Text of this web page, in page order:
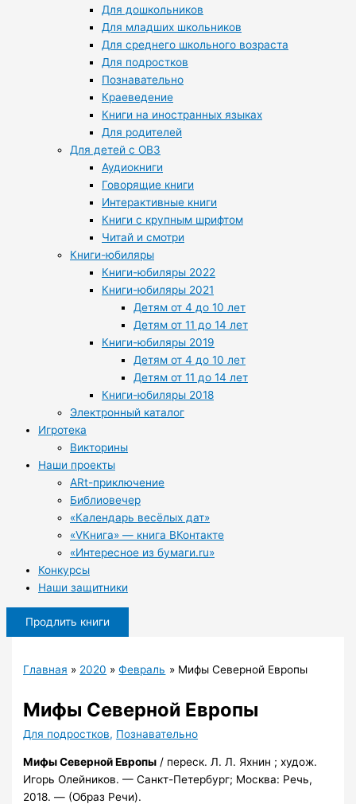
Для дошкольников
Для младших школьников
Для среднего школьного возраста
Для подростков
Познавательно
Краеведение
Книги на иностранных языках
Для родителей
Для детей с ОВЗ
Аудиокниги
Говорящие книги
Интерактивные книги
Книги с крупным шрифтом
Читай и смотри
Книги-юбиляры
Книги-юбиляры 2022
Книги-юбиляры 2021
Детям от 4 до 10 лет
Детям от 11 до 14 лет
Книги-юбиляры 2019
Детям от 4 до 10 лет
Детям от 11 до 14 лет
Книги-юбиляры 2018
Электронный каталог
Игротека
Викторины
Наши проекты
ARt-приключение
Библиовечер
«Календарь весёлых дат»
«VКнига» — книга ВКонтакте
«Интересное из бумаги.ru»
Конкурсы
Наши защитники
Продлить книги
Главная 2020 Февраль Мифы Северной Европы
Мифы Северной Европы
Для подростков, Познавательно
Мифы Северной Европы / переск. Л. Л. Яхнин ; худож.
Игорь Олейников. — Санкт-Петербург; Москва: Речь,
2018. — (Образ Речи).